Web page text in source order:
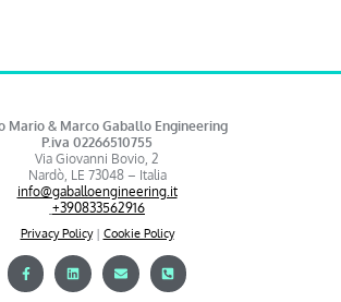
Mario & Marco Gaballo Engineering
P.iva 02266510755
Via Giovanni Bovio, 2
Nardò, LE 73048 – Italia
info@gaballoengineering.it
+390833562916
Privacy Policy| Cookie Policy